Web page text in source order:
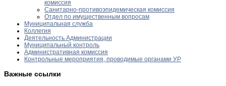
комиссия
Санитарно-противоэпидемическая комиссия
Отдел по имущественным вопросам
Муниципальная служба
Коллегия
Деятельность Администрации
Муниципальный контроль
Административная комиссия
Контрольные мероприятия, проводимые органами УР
Важные ссылки